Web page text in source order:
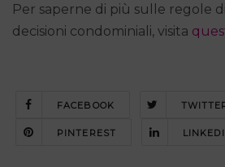
Per saperne di più sulle regole
decisioni condominiali, visita
FACEBOOK
PINTEREST